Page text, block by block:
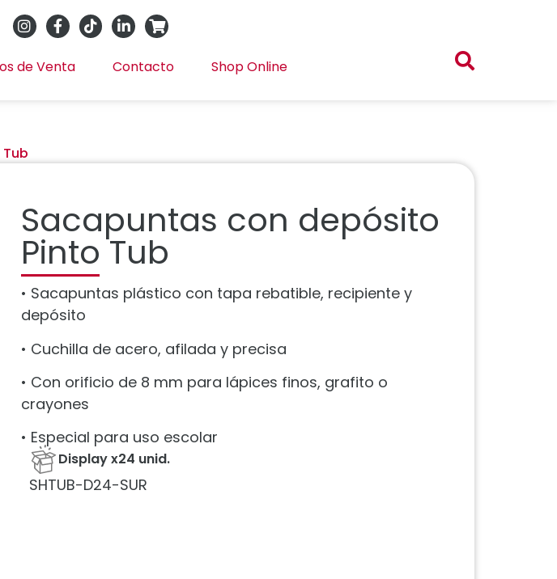
de Venta Contacto Shop Online
Sacapuntas con depósito
Pinto Tub
• Sacapuntas plástico con tapa rebatible, recipiente y
depósito
• Cuchilla de acero, afilada y precisa
• Con orificio de 8 mm para lápices finos, grafito o
crayones
• Especial para uso escolar
Display x24 unid.
SHTUB-D24-SUR